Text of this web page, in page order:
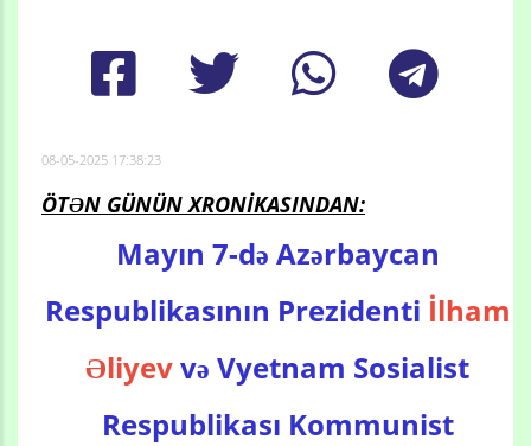
08-05-2025 17:38:23
ÖTƏN GÜNÜN XRONİKASINDAN:
Mayın 7-də Azərbaycan
Respublikasının Prezidenti İlham
Əliyevvə Vyetnam Sosialist
Respublikası Kommunist